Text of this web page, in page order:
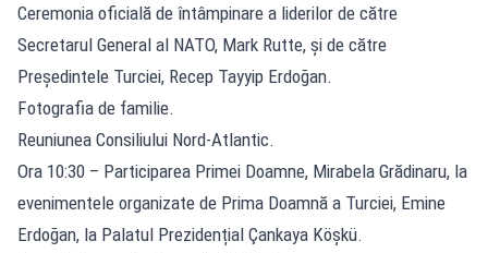
Ceremonia oficială de întâmpinare a liderilor de către
Secretarul General al NATO, Mark Rutte, și de către
Președintele Turciei, Recep Tayyip Erdoğan.
Fotografia de familie.
Reuniunea Consiliului Nord-Atlantic.
Ora 10:30 – Participarea Primei Doamne, Mirabela Grădinaru, la
evenimentele organizate de Prima Doamnă a Turciei, Emine
Erdoğan, la Palatul Prezidențial Çankaya Köşkü.